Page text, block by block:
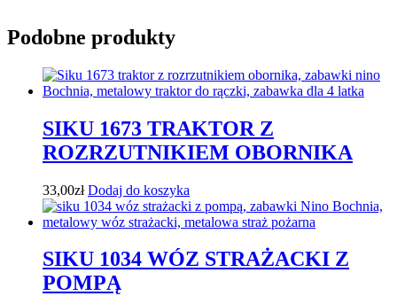
Podobne produkty
SIKU 1673 TRAKTOR Z
ROZRZUTNIKIEM OBORNIKA
33,00zł Dodaj do koszyka
SIKU 1034 WÓZ STRAŻACKI Z
POMPĄ